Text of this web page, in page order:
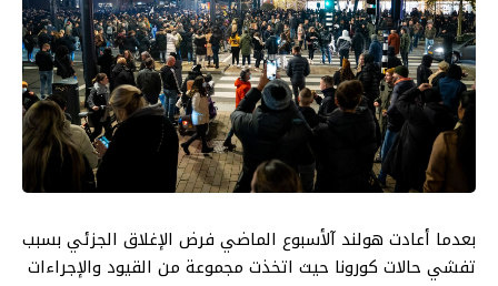
بعدما أعادت هولند آلأسبوع الماضي فرض الإغلاق الجزئي بسبب
تفشي حالات كورونا حيث اتخذت مجموعة من القيود والإجراءات